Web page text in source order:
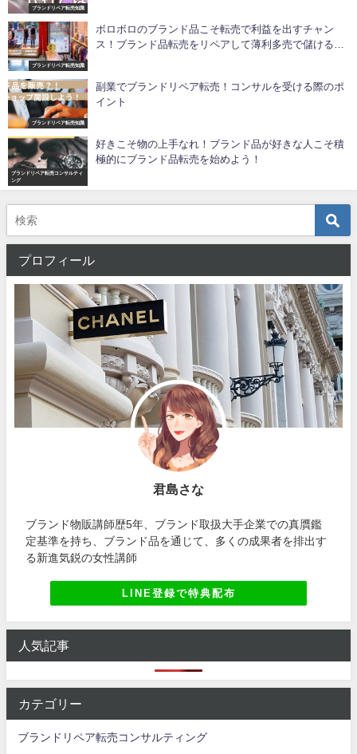
ブランドリペア転売知識
ブランドリペア転売知識
ボロボロのブランド品こそ転売で利益を出すチャン
ス！ブランド品転売をリペアして薄利多売で儲ける方
ブランドリペア転売知識
副業でブランドリペア転売！コンサルを受ける際のポ
イント
ブランドリペア転売コンサルティ
ング
好きこそ物の上手なれ！ブランド品が好きな人こそ積
極的にブランド品転売を始めよう！
プロフィール
君島さな
ブランド物販講師歴5年、ブランド取扱大手企業での真贋鑑
定基準を持ち、ブランド品を通じて、多くの成果者を排出す
る新進気鋭の女性講師
LINE登録で特典配布
人気記事
カテゴリー
ブランドリペア転売コンサルティング